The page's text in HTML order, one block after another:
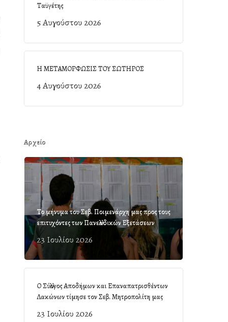
Ταϋγέτης
5 Αυγούστου 2026
Η ΜΕΤΑΜΟΡΦΩΣΙΣ ΤΟΥ ΣΩΤΗΡΟΣ
4 Αυγούστου 2026
Αρχείο
Το μήνυμα του Σεβ. Ποιμενάρχη μας προς τους
επιτυχόντες των Πανελλαδικών Εξετάσεων
23 Ιουλίου 2026
Ο Σύλλογος Αποδήμων και Επαναπατρισθέντων
Λακώνων τίμησε τον Σεβ. Μητροπολίτη μας
23 Ιουλίου 2026